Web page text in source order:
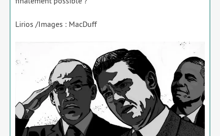
Lirios /​Images : MacDuff